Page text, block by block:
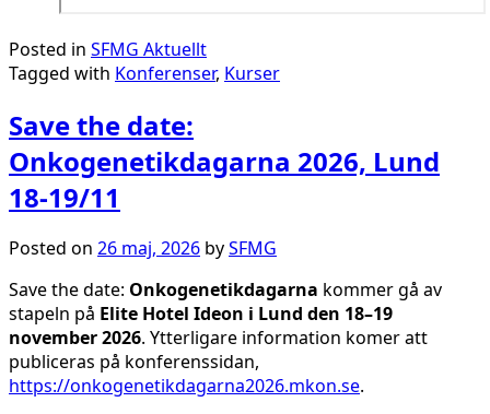
Posted in SFMG Aktuellt
Tagged with Konferenser, Kurser
Save the date:
Onkogenetikdagarna 2026, Lund
18-19/11
Posted on 26 maj, 2026 bySFMG
Save the date: Onkogenetikdagarna kommer gå av
stapeln på Elite Hotel Ideon i Lund den 18–19
november 2026. Ytterligare information komer att
publiceras på konferenssidan,
https://onkogenetikdagarna2026.mkon.se.